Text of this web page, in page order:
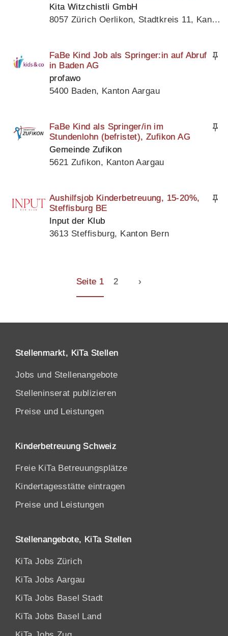
Kita Witzchistli GmbH
8057 Zürich Oerlikon, Stadtkreis 11, Kanton Zürich
FaBe Kind Job als Springer:in auf Abruf
in Baden AG
profawo
5400 Baden, Kanton Aargau
FaBe Kind als Springer/in im
Stundenlohn (befristet), Zufikon AG
Gemeinde Zufikon
5621 Zufikon, Kanton Aargau
Aushilfsjob Kinderbetreuung, 15-20%,
Steffisburg BE
Input der Klub
3613 Steffisburg, Kanton Bern
Seite 1 2 ›
Stellenmarkt, KiTa Stellen
Jobs und Stellenangebote
Stelleninserat publizieren
Preise und Leistungen
Kinderbetreuung Schweiz
Freie KiTa Betreuungsplätze
Kindertagesstätte eintragen
Preise und Leistungen
Stellenangebote, KiTa Stellen
KiTa Jobs Zürich
KiTa Jobs Aargau
KiTa Jobs Basel Stadt
KiTa Jobs Basel Land